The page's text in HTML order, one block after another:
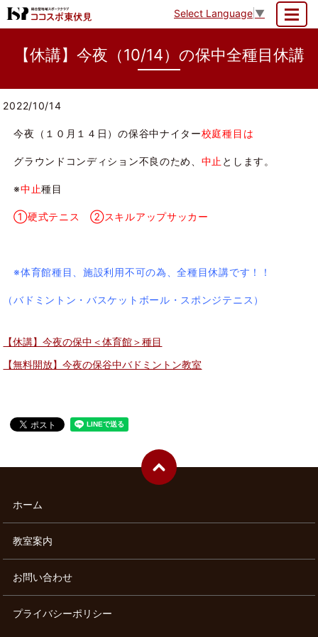
Select Language ▼
【休講】今夜（10/14）の保中全種目休講
2022/10/14
今夜（１０月１４日）の保谷中ナイター校庭種目は
グラウンドコンディション不良のため、 中止 とします。
※中止種目
①硬式テニス ②スキルアップサッカー
※体育館種目、施設利用不可の為、全種目休講です！！
（バドミントン・バスケットボール・スポンジテニス）
【休講】今夜の保中＜体育館＞種目
【無料開放】今夜の保谷中バドミントン教室
ホーム
教室案内
お問い合わせ
プライバシーポリシー